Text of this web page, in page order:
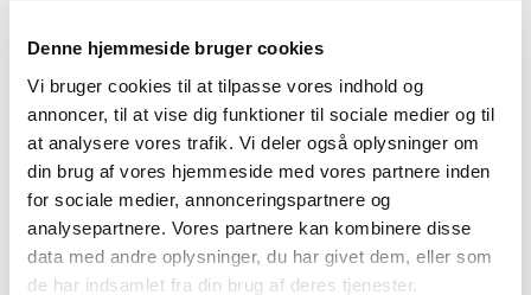
Denne hjemmeside bruger cookies
Vi bruger cookies til at tilpasse vores indhold og
annoncer, til at vise dig funktioner til sociale medier og til
at analysere vores trafik. Vi deler også oplysninger om
din brug af vores hjemmeside med vores partnere inden
for sociale medier, annonceringspartnere og
analysepartnere. Vores partnere kan kombinere disse
data med andre oplysninger, du har givet dem, eller som
de har indsamlet fra din brug af deres tjenester.
- Du har kørekort til almindelig bil (kategori B.) og ønsker
beskæftigelse som lastbilchauffør indenfor godstransport
med lastbil.
- Du skal være fyldt 18 år
Kontakt vores kursussekretær for yderligere oplysninger